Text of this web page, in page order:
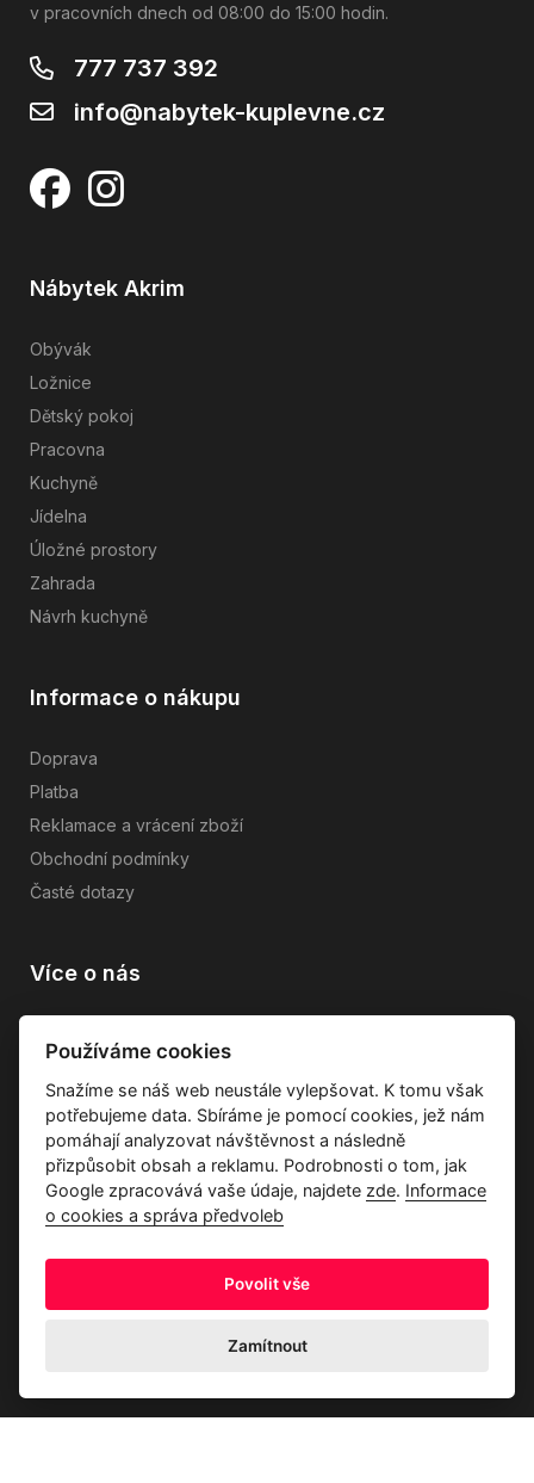
v pracovních dnech od 08:00 do 15:00 hodin.
777 737 392
info@nabytek-kuplevne.cz
Nábytek Akrim
Obývák
Ložnice
Dětský pokoj
Pracovna
Kuchyně
Jídelna
Úložné prostory
Zahrada
Návrh kuchyně
Informace o nákupu
Doprava
Platba
Reklamace a vrácení zboží
Obchodní podmínky
Časté dotazy
Více o nás
Průvodce tkaninami
Kontakty
Ochrana osobních údajů
Používáme cookies
Snažíme se náš web neustále vylepšovat. K tomu však
potřebujeme data. Sbíráme je pomocí cookies, jež nám
pomáhají analyzovat návštěvnost a následně
přizpůsobit obsah a reklamu. Podrobnosti o tom, jak
Google zpracovává vaše údaje, najdete zde. Informace
o cookies a správa předvoleb
Povolit vše
Zamítnout